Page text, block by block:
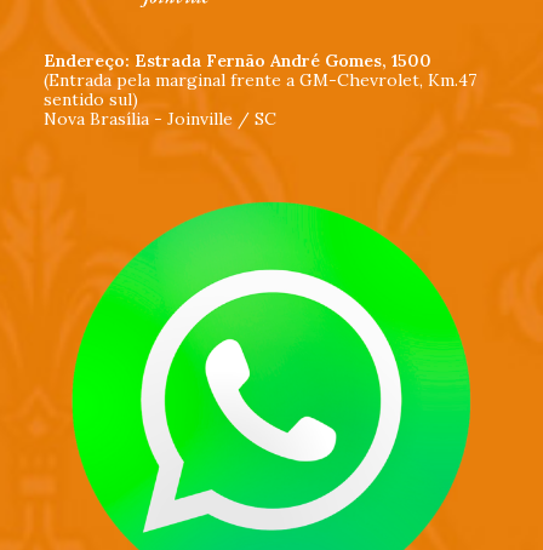
Endereço: Estrada Fernão André Gomes, 1500
(Entrada pela marginal frente a GM-Chevrolet, Km.47
sentido sul)
Nova Brasília - Joinville / SC